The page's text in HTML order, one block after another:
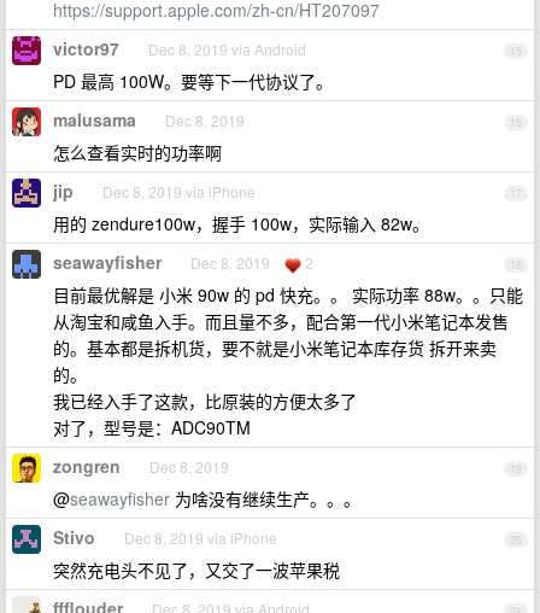
https://support.apple.com/zh-cn/HT207097
15
victor97 Dec 8, 2019 via Android
PD 最高 100W。要等下一代协议了。
16
malusama Dec 8, 2019
怎么查看实时的功率啊
17
jip Dec 8, 2019 via iPhone
用的 zendure100w，握手 100w，实际输入 82w。
18
seawayfisher Dec 8, 2019 2
目前最优解是 小米 90w 的 pd 快充。。 实际功率 88w。。只能
从淘宝和咸鱼入手。而且量不多，配合第一代小米笔记本发售
的。基本都是拆机货，要不就是小米笔记本库存货 拆开来卖
的。
我已经入手了这款，比原装的方便太多了
对了，型号是：ADC90TM
19
zongren Dec 8, 2019
@seawayfisher 为啥没有继续生产。。。
20
Stivo Dec 8, 2019 via iPhone
突然充电头不见了，又交了一波苹果税
ffflouder Dec 8, 2019 via Android